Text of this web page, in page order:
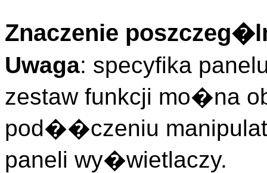
Znaczenie
Uwaga: specyfika
zestaw funkcji mo�na
pod��czeniu
paneli wy�wietlaczy.